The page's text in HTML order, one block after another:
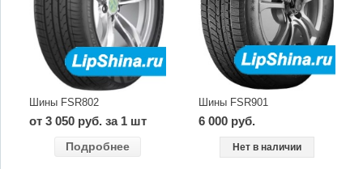
Шины FSR802
от 3 050 руб. за 1 шт
Подробнее
Шины FSR901
6 000 руб.
Нет в наличии